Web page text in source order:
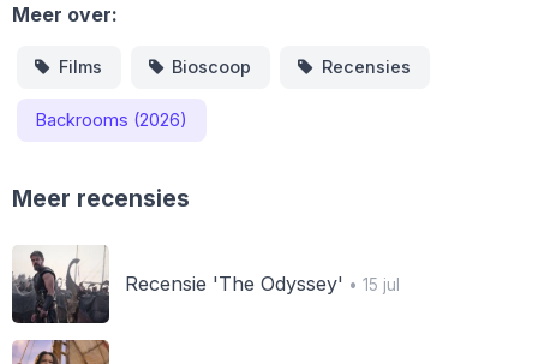
Meer over:
Films Bioscoop Recensies
Backrooms (2026)
Meer recensies
Recensie 'The Odyssey' • 15 jul